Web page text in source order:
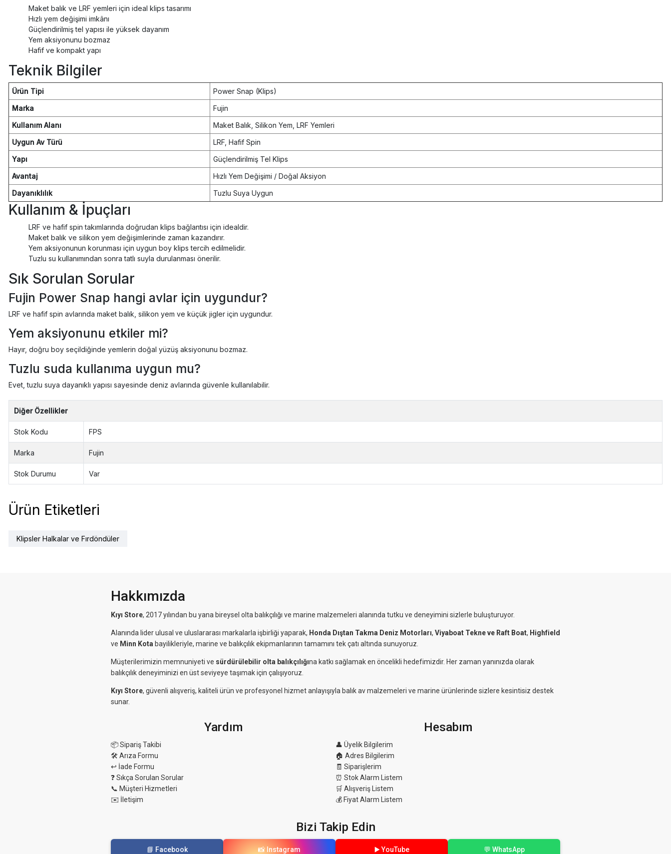
Maket balık ve LRF yemleri için ideal klips tasarımı
Hızlı yem değişimi imkânı
Güçlendirilmiş tel yapısı ile yüksek dayanım
Yem aksiyonunu bozmaz
Hafif ve kompakt yapı
Teknik Bilgiler
Ürün Tipi
Power Snap (Klips)
Marka
Fujin
Kullanım Alanı
Maket Balık, Silikon Yem, LRF Yemleri
Uygun Av Türü
LRF, Hafif Spin
Yapı
Güçlendirilmiş Tel Klips
Avantaj
Hızlı Yem Değişimi / Doğal Aksiyon
Dayanıklılık
Tuzlu Suya Uygun
Kullanım & İpuçları
LRF ve hafif spin takımlarında doğrudan klips bağlantısı için idealdir.
Maket balık ve silikon yem değişimlerinde zaman kazandırır.
Yem aksiyonunun korunması için uygun boy klips tercih edilmelidir.
Tuzlu su kullanımından sonra tatlı suyla durulanması önerilir.
Sık Sorulan Sorular
Fujin Power Snap hangi avlar için uygundur?
LRF ve hafif spin avlarında maket balık, silikon yem ve küçük jigler için uygundur.
Yem aksiyonunu etkiler mi?
Hayır, doğru boy seçildiğinde yemlerin doğal yüzüş aksiyonunu bozmaz.
Tuzlu suda kullanıma uygun mu?
Evet, tuzlu suya dayanıklı yapısı sayesinde deniz avlarında güvenle kullanılabilir.
Diğer Özellikler
Stok Kodu FPS
Marka Fujin
Stok Durumu Var
Ürün Etiketleri
Klipsler Halkalar ve Fırdöndüler
Hakkımızda
Kıyı Store, 2017 yılından bu yana bireysel olta balıkçılığı ve marine malzemeleri alanında tutku ve deneyimini sizlerle buluşturuyor.
Alanında lider ulusal ve uluslararası markalarla işbirliği yaparak, Honda Dıştan Takma Deniz Motorları, Viyaboat Tekne ve Raft Boat, Highfield
ve Minn Kota bayilikleriyle, marine ve balıkçılık ekipmanlarının tamamını tek çatı altında sunuyoruz.
Müşterilerimizin memnuniyeti ve sürdürülebilir olta balıkçılığına katkı sağlamak en öncelikli hedefimizdir. Her zaman yanınızda olarak
balıkçılık deneyiminizi en üst seviyeye taşımak için çalışıyoruz.
Kıyı Store, güvenli alışveriş, kaliteli ürün ve profesyonel hizmet anlayışıyla balık av malzemeleri ve marine ürünlerinde sizlere kesintisiz destek
sunar.
Yardım
📦 Sipariş Takibi
🛠 Arıza Formu
↩️ İade Formu
❓ Sıkça Sorulan Sorular
📞 Müşteri Hizmetleri
✉️ İletişim
Hesabım
👤 Üyelik Bilgilerim
🏠 Adres Bilgilerim
🧾 Siparişlerim
⏰ Stok Alarm Listem
🛒 Alışveriş Listem
💰 Fiyat Alarm Listem
Bizi Takip Edin
📘 Facebook 📸 Instagram ▶️ YouTube 💬 WhatsApp